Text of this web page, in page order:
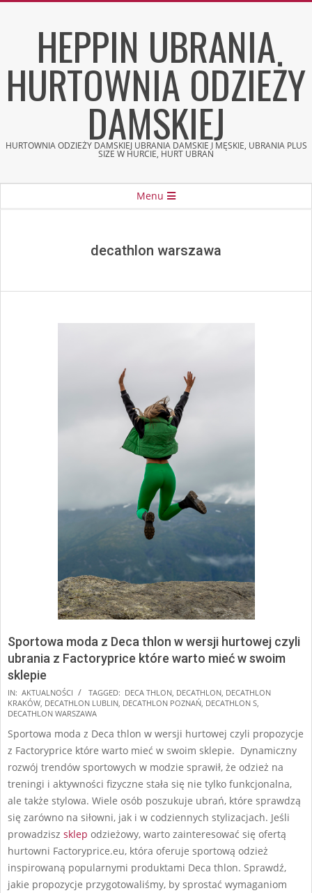
HEPPIN UBRANIA
HURTOWNIA ODZIEŻY
DAMSKIEJ
HURTOWNIA ODZIEŻY DAMSKIEJ UBRANIA DAMSKIE I MĘSKIE, UBRANIA PLUS
SIZE W HURCIE, HURT UBRAŃ
Menu
decathlon warszawa
Sportowa moda z Deca thlon w wersji hurtowej czyli
ubrania z Factoryprice które warto mieć w swoim
sklepie
2025-
02-
IN: AKTUALNOŚCI TAGGED: DECA THLON DECATHLON DECATHLON
KRAKÓW DECATHLON LUBLIN DECATHLON POZNAŃ DECATHLON S
DECATHLON WARSZAWA
Sportowa moda z Deca thlon w wersji hurtowej czyli propozycje
z Factoryprice które warto mieć w swoim sklepie. Dynamiczny
rozwój trendów sportowych w modzie sprawił, że odzież na
treningi i aktywności fizyczne stała się nie tylko funkcjonalna,
ale także stylowa. Wiele osób poszukuje ubrań, które sprawdzą
się zarówno na siłowni, jak i w codziennych stylizacjach. Jeśli
prowadzisz sklep odzieżowy, warto zainteresować się ofertą
hurtowni Factoryprice.eu, która oferuje sportową odzież
inspirowaną popularnymi produktami Deca thlon. Sprawdź,
jakie propozycje przygotowaliśmy, by sprostać wymaganiom